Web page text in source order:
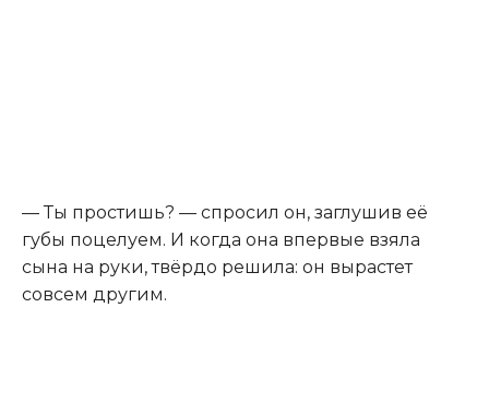
— Ты простишь? — спросил он, заглушив её
губы поцелуем. И когда она впервые взяла
сына на руки, твёрдо решила: он вырастет
совсем другим.